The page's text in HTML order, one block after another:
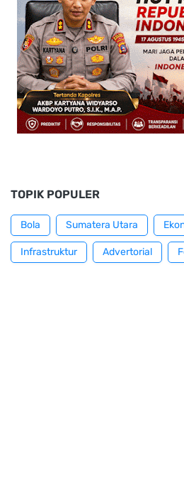
TOPIK POPULER
Bola Sumatera Utara
Infrastruktur Advertorial